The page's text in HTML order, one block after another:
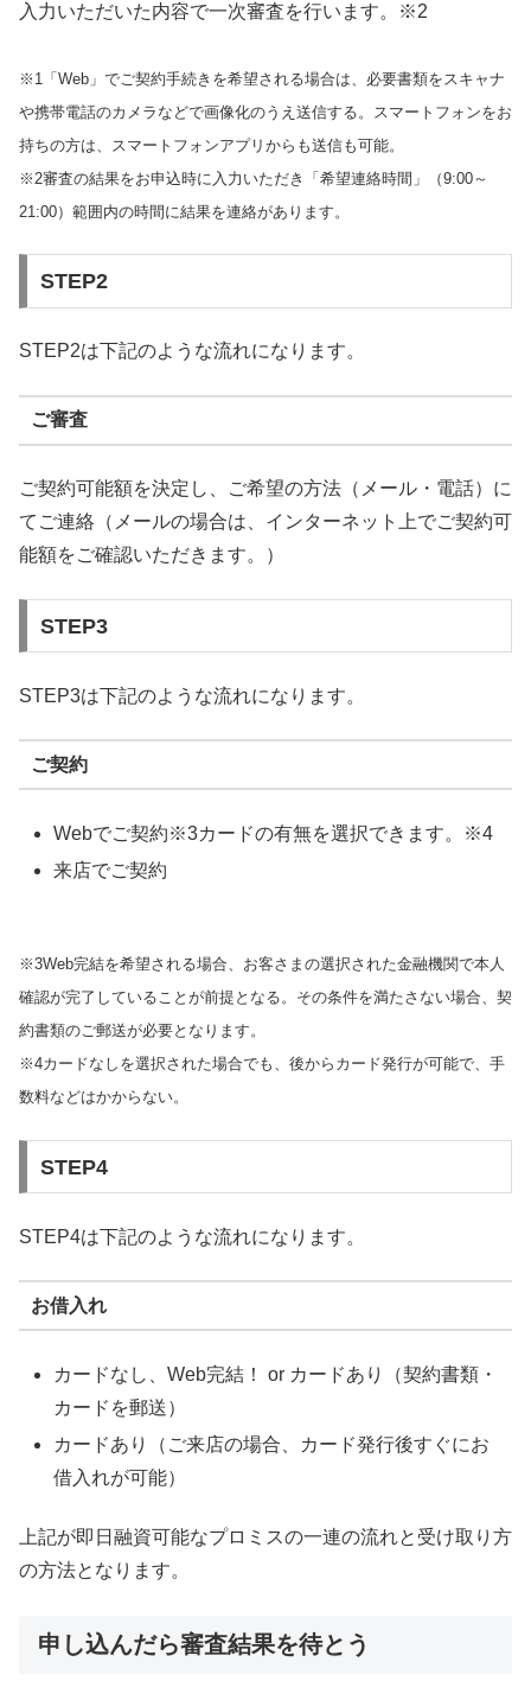
入力いただいた内容で一次審査を行います。※2
※1「Web」でご契約手続きを希望される場合は、必要書類をスキャナ
や携帯電話のカメラなどで画像化のうえ送信する。スマートフォンをお
持ちの方は、スマートフォンアプリからも送信も可能。
※2審査の結果をお申込時に入力いただき「希望連絡時間」（9:00～
21:00）範囲内の時間に結果を連絡があります。
STEP2
STEP2は下記のような流れになります。
ご審査
ご契約可能額を決定し、ご希望の方法（メール・電話）に
てご連絡（メールの場合は、インターネット上でご契約可
能額をご確認いただきます。）
STEP3
STEP3は下記のような流れになります。
ご契約
Webでご契約※3カードの有無を選択できます。※4
来店でご契約
※3Web完結を希望される場合、お客さまの選択された金融機関で本人
確認が完了していることが前提となる。その条件を満たさない場合、契
約書類のご郵送が必要となります。
※4カードなしを選択された場合でも、後からカード発行が可能で、手
数料などはかからない。
STEP4
STEP4は下記のような流れになります。
お借入れ
カードなし、Web完結！ or カードあり（契約書類・
カードを郵送）
カードあり（ご来店の場合、カード発行後すぐにお
借入れが可能）
上記が即日融資可能なプロミスの一連の流れと受け取り方
の方法となります。
申し込んだら審査結果を待とう